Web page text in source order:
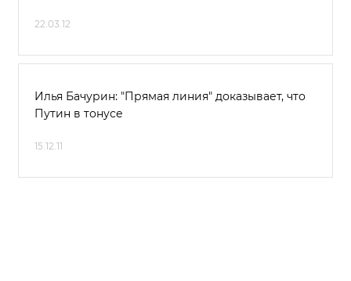
22.03.12
Илья Бачурин: "Прямая линия" доказывает, что
Путин в тонусе
15.12.11